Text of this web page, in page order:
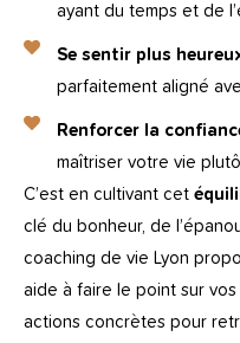
ayant du temps et de
Se sentir plus
parfaitement aligné
Renforcer la
maîtriser votre vie
C’est en cultivant cet
clé du bonheur, de
coaching de vie Lyon
aide à faire le point sur
actions concrètes pour